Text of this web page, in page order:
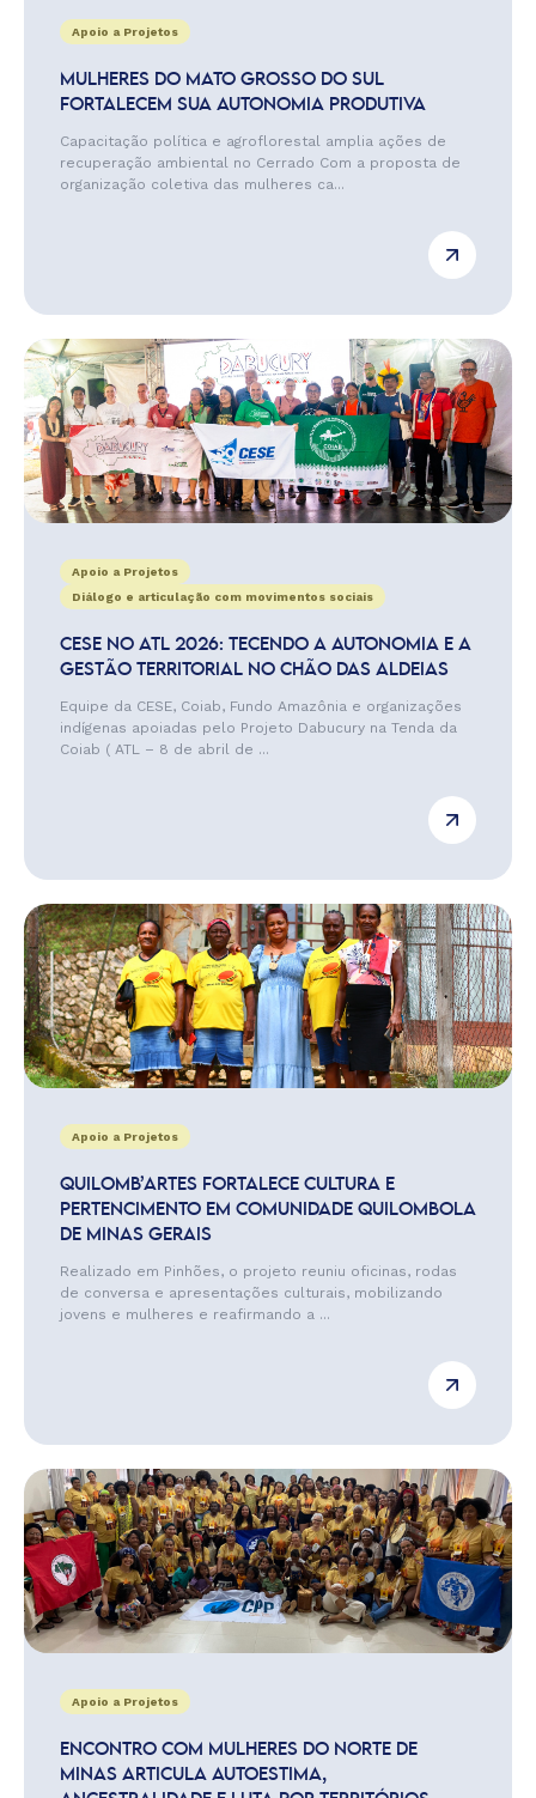
Apoio a Projetos
MULHERES DO MATO GROSSO DO SUL
FORTALECEM SUA AUTONOMIA PRODUTIVA
Capacitação política e agroflorestal amplia ações de
recuperação ambiental no Cerrado Com a proposta de
organização coletiva das mulheres ca...
Apoio a Projetos
Diálogo e articulação com movimentos sociais
CESE NO ATL 2026: TECENDO A AUTONOMIA E A
GESTÃO TERRITORIAL NO CHÃO DAS ALDEIAS
Equipe da CESE, Coiab, Fundo Amazônia e organizações
indígenas apoiadas pelo Projeto Dabucury na Tenda da
Coiab ( ATL – 8 de abril de ...
Apoio a Projetos
QUILOMB’ARTES FORTALECE CULTURA E
PERTENCIMENTO EM COMUNIDADE QUILOMBOLA
DE MINAS GERAIS
Realizado em Pinhões, o projeto reuniu oficinas, rodas
de conversa e apresentações culturais, mobilizando
jovens e mulheres e reafirmando a ...
Apoio a Projetos
ENCONTRO COM MULHERES DO NORTE DE
MINAS ARTICULA AUTOESTIMA,